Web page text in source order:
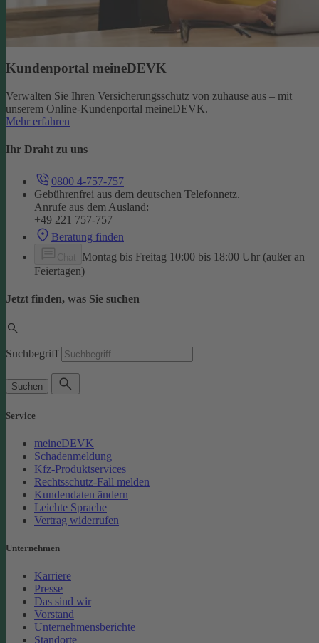
Kundenportal meineDEVK
Verwalten Sie Ihren Versicherungsschutz von zuhause aus – mit
unserem Online-Kundenportal meineDEVK.
Mehr erfahren
Ihr Draht zu uns
0800 4-757-757
Gebührenfrei aus dem deutschen Telefonnetz.
Anrufe aus dem Ausland:
+49 221 757-757
Beratung finden
Montag bis Freitag 10:00 bis 18:00 Uhr (außer an
Feiertagen)
Jetzt finden, was Sie suchen
Suchbegriff
Suchen
Service
meineDEVK
Schadenmeldung
Kfz-Produktservices
Rechtsschutz-Fall melden
Kundendaten ändern
Leichte Sprache
Vertrag widerrufen
Unternehmen
Karriere
Presse
Das sind wir
Vorstand
Unternehmensberichte
Standorte